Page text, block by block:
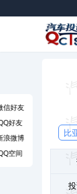
比
信好友
好友
浪微博
空间